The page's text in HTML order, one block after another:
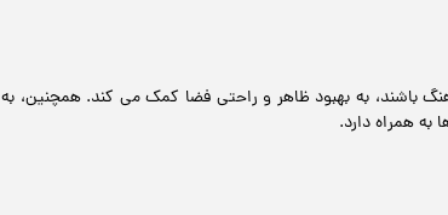
باشند، به بهبود ظاهر و راحتی فضا کمک می کند. همچنین، به
همراه دارد.